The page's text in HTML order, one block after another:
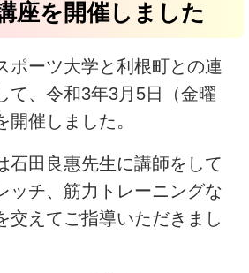
座を開催しました
ポーツ大学と利根町との連
て、令和3年3月5日（金曜
開催しました。
石田良惠先生に講師をして
ッチ、筋力トレーニングな
交えてご指導いただきまし